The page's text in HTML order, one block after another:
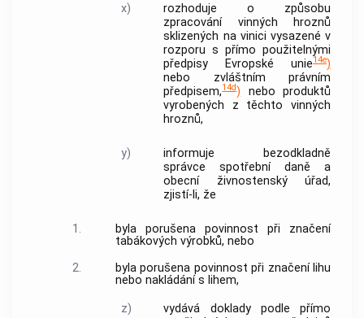
x)
rozhoduje o způsobu
zpracování vinných hroznů
sklizených na vinici vysazené v
rozporu s přímo použitelnými
předpisy Evropské unie14e)
nebo zvláštním právním
předpisem,14d) nebo produktů
vyrobených z těchto vinných
hroznů,
y)
informuje bezodkladně
správce spotřební daně a
obecní živnostenský úřad,
zjistí-li, že
1.
byla porušena povinnost při značení
tabákových výrobků, nebo
2.
byla porušena povinnost při značení lihu
nebo nakládání s lihem,
z)
vydává doklady podle přímo